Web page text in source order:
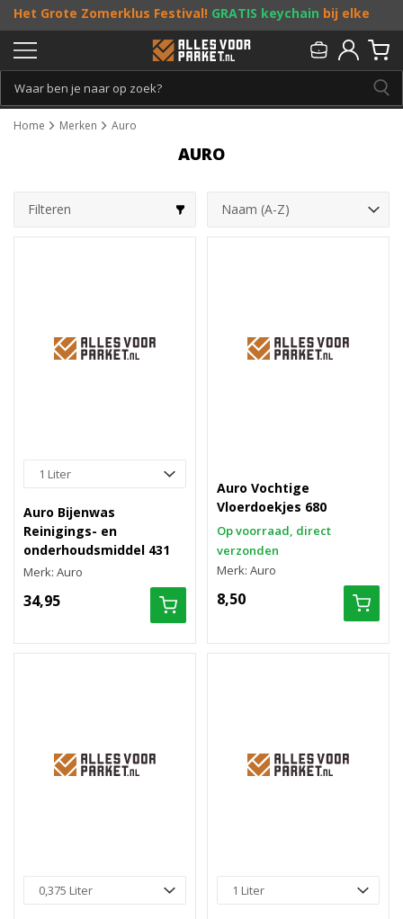
Het Grote Zomerklus Festival! GRATIS keychain bij elke
bestelling vanaf €25, entoffe acties! Doe je mee?
Persoonlijk & gratis advies:013 - 207 00 01
Home Merken Auro
AURO
Filteren
Auro Bijenwas
Reinigings- en
onderhoudsmiddel 431
Merk: Auro
34,95
Auro Vochtige
Vloerdoekjes 680
Op voorraad, direct
verzonden
Merk: Auro
8,50